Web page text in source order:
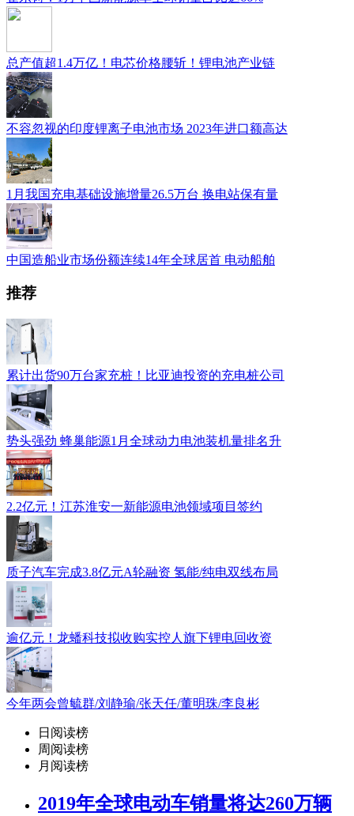
总产值超1.4万亿！电芯价格腰斩！锂电池产业链
不容忽视的印度锂离子电池市场 2023年进口额高达
1月我国充电基础设施增量26.5万台 换电站保有量
中国造船业市场份额连续14年全球居首 电动船舶
推荐
累计出货90万台家充桩！比亚迪投资的充电桩公司
势头强劲 蜂巢能源1月全球动力电池装机量排名升
2.2亿元！江苏淮安一新能源电池领域项目签约
质子汽车完成3.8亿元A轮融资 氢能/纯电双线布局
逾亿元！龙蟠科技拟收购实控人旗下锂电回收资
今年两会曾毓群/刘静瑜/张天任/董明珠/李良彬
日阅读榜
周阅读榜
月阅读榜
2019年全球电动车销量将达260万辆